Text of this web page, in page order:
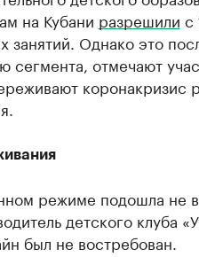
на Кубани разрешили с
занятий. Однако это
сегмента, отмечают
коронакризис
режиме подошла не
детского клуба
был не востребован.